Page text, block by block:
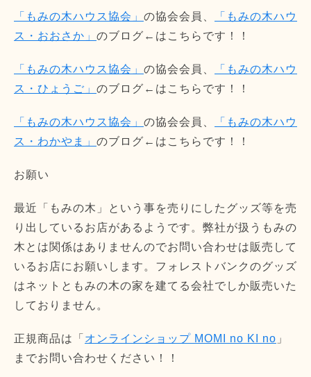
「もみの木ハウス協会」 の協会会員、
「もみの木ハウ
ス・おおさか」 のブログ←はこちらです！！
「もみの木ハウス協会」 の協会会員、
「もみの木ハウ
ス・ひょうご」 のブログ←はこちらです！！
「もみの木ハウス協会」 の協会会員、
「もみの木ハウ
ス・わかやま」 のブログ←はこちらです！！
お願い
最近「もみの木」という事を売りにしたグッズ等を売
り出しているお店があるようです。弊社が扱うもみの
木とは関係はありませんのでお問い合わせは販売して
いるお店にお願いします。フォレストバンクのグッズ
はネットともみの木の家を建てる会社でしか販売いた
しておりません。
正規商品は「 オンラインショップ MOMI no KI no 」
までお問い合わせください！！